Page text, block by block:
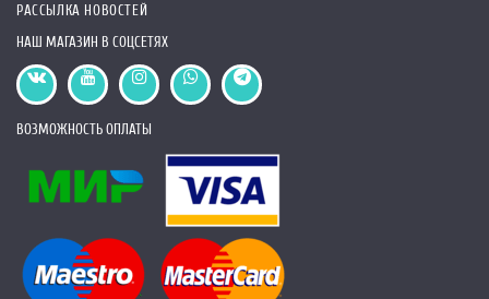
РАССЫЛКА НОВОСТЕЙ
НАШ МАГАЗИН В СОЦСЕТЯХ
ВОЗМОЖНОСТЬ ОПЛАТЫ